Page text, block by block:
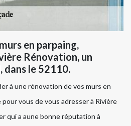
en parpaing,
Rénovation, un
le 52110.
à une rénovation de vos murs en
vous de vous adresser à Rivière
qui a aune bonne réputation à